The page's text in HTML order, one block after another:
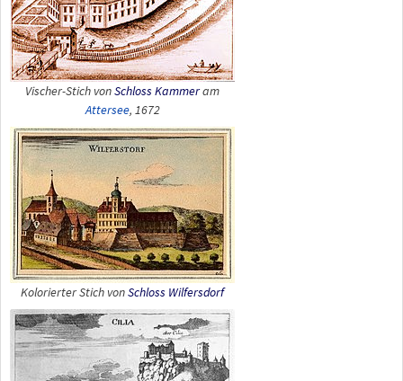
Vischer-Stich vonSchloss Kammeram
Attersee, 1672
Kolorierter Stich vonSchloss Wilfersdorf